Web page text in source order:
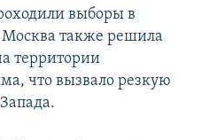
выборы в
Москва также решила
территории
что вызвало резкую